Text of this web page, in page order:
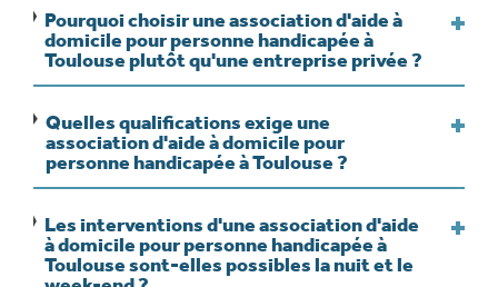
Pourquoi choisir une association d'aide à
domicile pour personne handicapée à
Toulouse plutôt qu'une entreprise privée ?
Quelles qualifications exige une
association d'aide à domicile pour
personne handicapée à Toulouse ?
Les interventions d'une association d'aide
à domicile pour personne handicapée à
Toulouse sont-elles possibles la nuit et le